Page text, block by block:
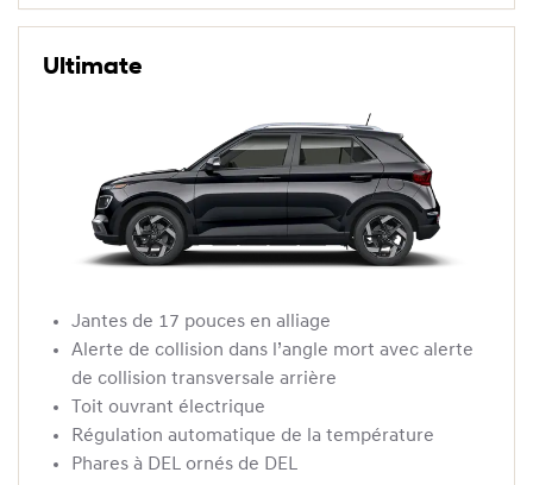
Ultimate
Jantes de 17 pouces en alliage
Alerte de collision dans l’angle mort avec alerte
de collision transversale arrière
Toit ouvrant électrique
Régulation automatique de la température
Phares à DEL ornés de DEL